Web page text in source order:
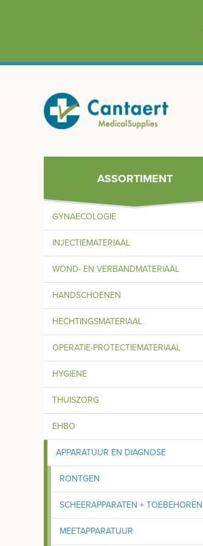
ASSORTIMENT
GYNAECOLOGIE
INJECTIEMATERIAAL
WOND- EN VERBANDMATERIAAL
HANDSCHOENEN
HECHTINGSMATERIAAL
OPERATIE-PROTECTIEMATERIAAL
HYGIENE
THUISZORG
EHBO
APPARATUUR EN DIAGNOSE
RONTGEN
SCHEERAPPARATEN + TOEBEHOREN
MEETAPPARATUUR